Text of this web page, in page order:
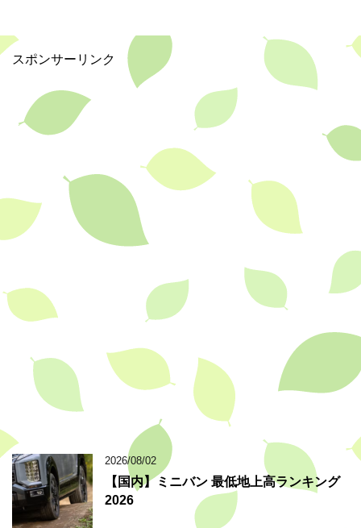
k
スポンサーリンク
2026/08/02
【国内】ミニバン 最低地上高ランキング
2026